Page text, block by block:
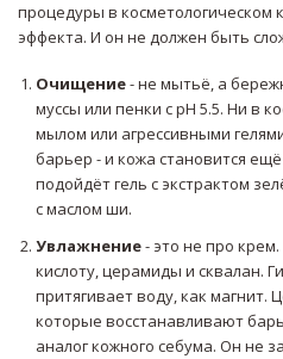
процедуры в косметологическом
эффекта. И он не должен быть
Очищение- не мытьё, а
муссы или пенки с pH 5.5. Ни в
мылом или агрессивными
барьер - и кожа становится
подойдёт гель с экстрактом
с маслом ши.
Увлажнение- это не про
кислоту, церамиды и сквалан.
притягивает воду, как магнит.
которые восстанавливают
аналог кожного себума. Он не